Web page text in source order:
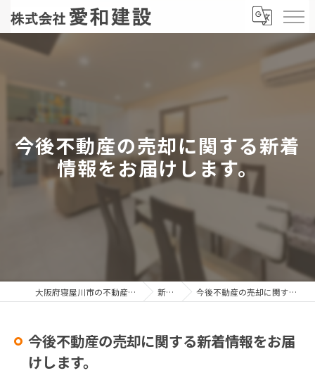
今後不動産の売却に関する新着
情報をお届けします。
大阪府寝屋川市の不動産売却なら株式会社愛和建設 新着情報 今後不動産の売却に関する新着情報をお届けします。
今後不動産の売却に関する新着情報をお届
けします。